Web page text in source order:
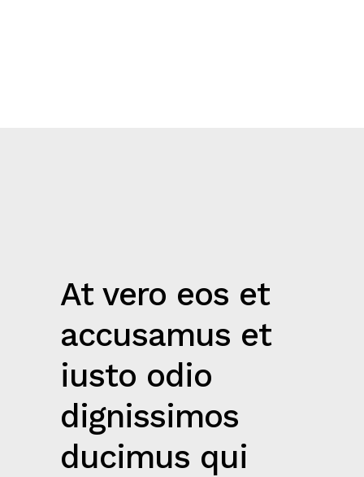
At vero eos et
accusamus et
iusto odio
dignissimos
ducimus qui